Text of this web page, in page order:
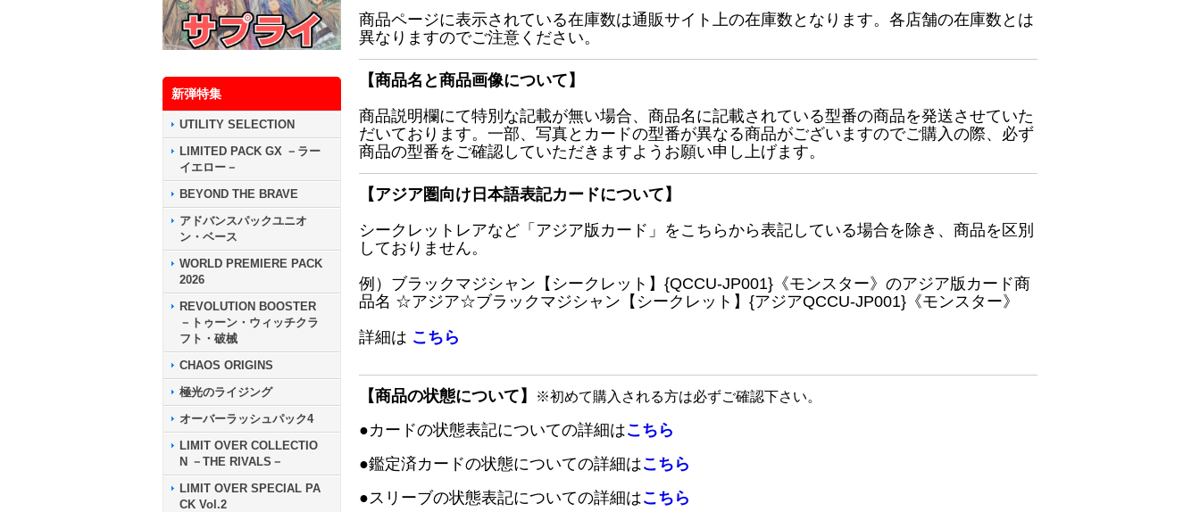
新弾特集
UTILITY SELECTION
LIMITED PACK GX －ラー
イエロー－
BEYOND THE BRAVE
アドバンスパックユニオ
ン・ベース
WORLD PREMIERE PACK
2026
REVOLUTION BOOSTER
－トゥーン・ウィッチクラ
フト・破械
CHAOS ORIGINS
極光のライジング
オーバーラッシュパック4
LIMIT OVER COLLECTIO
N －THE RIVALS－
LIMIT OVER SPECIAL PA
CK Vol.2
商品ページに表示されている在庫数は通販サイト上の在庫数となります。各店舗の在庫数とは
異なりますのでご注意ください。
【商品名と商品画像について】
商品説明欄にて特別な記載が無い場合、商品名に記載されている型番の商品を発送させていた
だいております。一部、写真とカードの型番が異なる商品がございますのでご購入の際、必ず
商品の型番をご確認していただきますようお願い申し上げます。
【アジア圏向け日本語表記カードについて】
シークレットレアなど「アジア版カード」をこちらから表記している場合を除き、商品を区別
しておりません。
例）ブラックマジシャン【シークレット】{QCCU-JP001}《モンスター》のアジア版カード商
品名 ☆アジア☆ブラックマジシャン【シークレット】{アジアQCCU-JP001}《モンスター》
詳細は こちら
【商品の状態について】 ※初めて購入される方は必ずご確認下さい。
●カードの状態表記についての詳細はこちら
●鑑定済カードの状態についての詳細はこちら
●スリーブの状態表記についての詳細はこちら